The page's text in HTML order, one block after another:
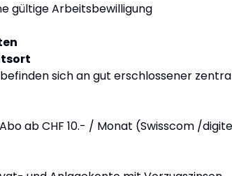
gültige Arbeitsbewilligung
sich an gut erschlossener
ab CHF 10.- / Monat (Swisscom /